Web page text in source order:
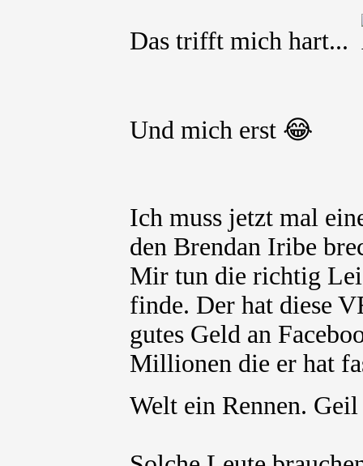
Das trifft mich hart...
Und mich erst 😂
Ich muss jetzt mal
den Brendan Iribe
Mir tun die richtig
finde. Der hat diese
gutes Geld an
Millionen die er hat
Welt ein Rennen.